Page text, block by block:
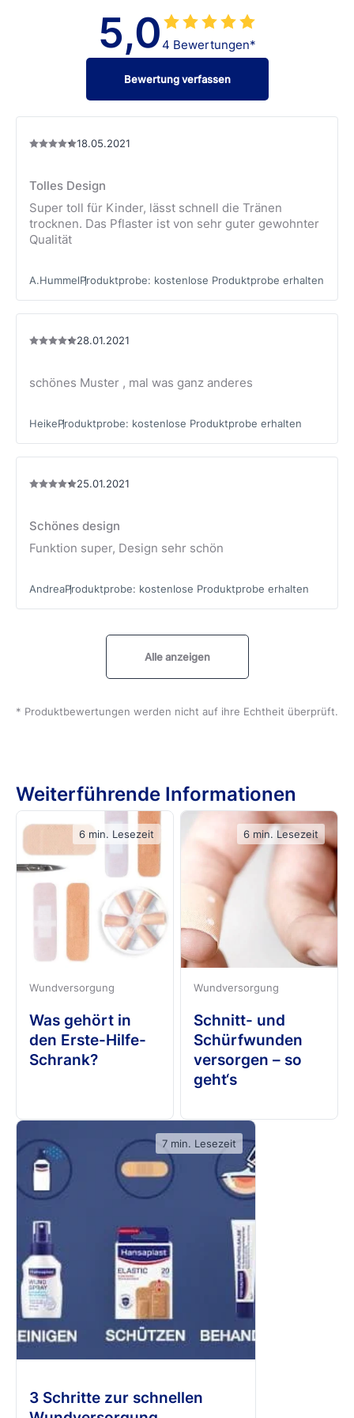
Bisswunde handelt.
falls sich die Wunde im Gesicht befindet.
Verletzung ist.
hautfreundlichenHansaplast Sensitive Kinderpflaster
5,04 Bewertungen*
Bewertung verfassen
18.05.2021
Tolles Design
Super toll für Kinder, lässt schnell die Tränen
trocknen. Das Pflaster ist von sehr guter gewohnter
Qualität
A.HummelProduktprobe: kostenlose Produktprobe erhalten
28.01.2021
schönes Muster , mal was ganz anderes
HeikeProduktprobe: kostenlose Produktprobe erhalten
25.01.2021
Schönes design
Funktion super, Design sehr schön
AndreaProduktprobe: kostenlose Produktprobe erhalten
Alle anzeigen
* Produktbewertungen werden nicht auf ihre Echtheit überprüft.
Weiterführende Informationen
Wundversorgung
Was gehört in
den Erste-Hilfe-
Schrank?
6 min. Lesezeit
Wundversorgung
Schnitt- und
Schürfwunden
versorgen – so
geht‘s
6 min. Lesezeit
3 Schritte zur schnellen
7 min. Lesezeit